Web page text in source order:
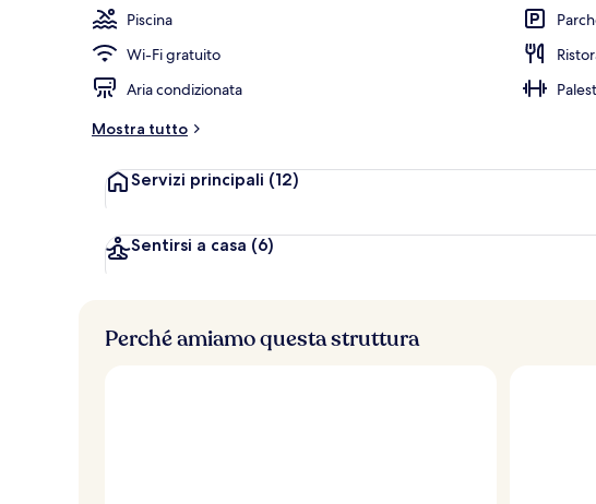
Piscina
Wi-Fi gratuito
Aria condizionata
Mostra tutto
Servizi principali (12)
Sentirsi a casa (6)
Perché amiamo questa struttura